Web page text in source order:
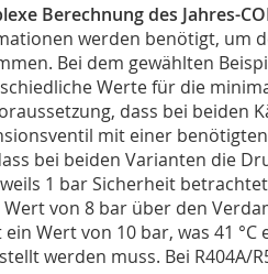
Berechnung des Jahres-
werden benötigt, um
Bei dem gewählten
Werte für die
dass bei beiden
mit einer
bei beiden Varianten die
1 bar Sicherheit
Wert von 8 bar über den
ein Wert von 10 bar, was 41
werden muss. Bei R404A/